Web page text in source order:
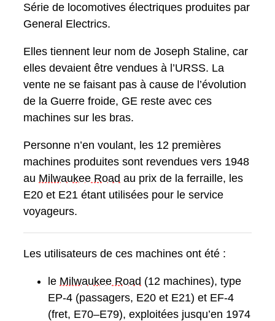
Série de locomotives électriques produites par
General Electrics.
Elles tiennent leur nom de Joseph Staline, car
elles devaient être vendues à l’URSS. La
vente ne se faisant pas à cause de l’évolution
de la Guerre froide, GE reste avec ces
machines sur les bras.
Personne n’en voulant, les 12 premières
machines produites sont revendues vers 1948
au Milwaukee Road au prix de la ferraille, les
E20 et E21 étant utilisées pour le service
voyageurs.
Les utilisateurs de ces machines ont été :
le Milwaukee Road (12 machines), type
EP-4 (passagers, E20 et E21) et EF-4
(fret, E70–E79), exploitées jusqu’en 1974